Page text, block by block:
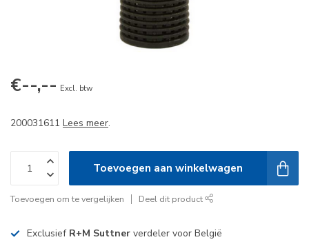
€--,-- Excl. btw
200031611 Lees meer.
Toevoegen aan winkelwagen
Toevoegen om te vergelijken Deel dit product
Exclusief R+M Suttner verdeler voor België